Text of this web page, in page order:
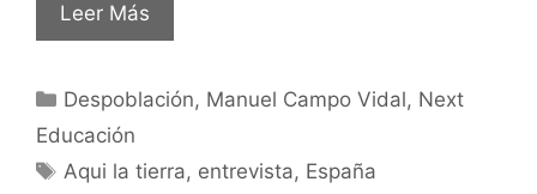
Leer Más
Despoblación, Manuel Campo Vidal, Next
Educación
Aqui la tierra, entrevista, España